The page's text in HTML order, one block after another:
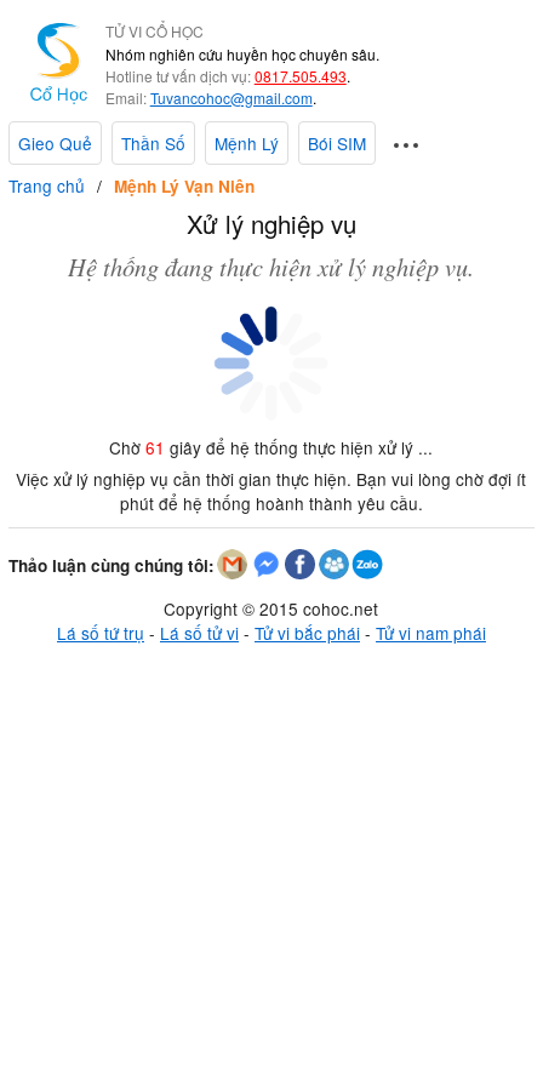
TỬ VI CỔ HỌC
Nhóm nghiên cứu huyền học chuyên sâu.
Hotline tư vấn dịch vụ:0817.505.493.
Email:Tuvancohoc@gmail.com.
Gieo Quẻ Thần Số Mệnh Lý
Bói SIM
Trang chủ
Mệnh Lý Vạn Niên
Xử lý nghiệp vụ
Hệ thống đang thực hiện xử lý nghiệp vụ.
Chờ61 giây để hệ thống thực hiện xử lý ...
Việc xử lý nghiệp vụ cần thời gian thực hiện. Bạn vui lòng chờ đợi ít
phút để hệ thống hoành thành yêu cầu.
Thảo luận cùng chúng tôi:
Copyright © 2015 cohoc.net
Lá số tứ trụ - Lá số tử vi- Tử vi bắc phái- Tử vi nam phái